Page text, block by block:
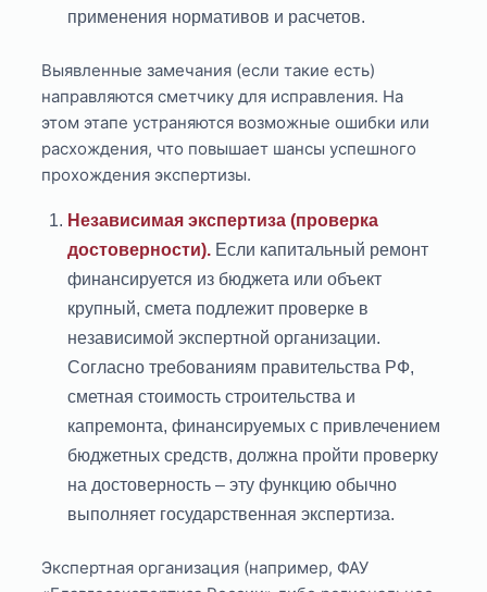
применения нормативов и расчетов.
Выявленные замечания (если такие есть)
направляются сметчику для исправления. На
этом этапе устраняются возможные ошибки или
расхождения, что повышает шансы успешного
прохождения экспертизы.
Независимая экспертиза (проверка
достоверности). Если капитальный ремонт
финансируется из бюджета или объект
крупный, смета подлежит проверке в
независимой экспертной организации.
Согласно требованиям правительства РФ,
сметная стоимость строительства и
капремонта, финансируемых с привлечением
бюджетных средств, должна пройти проверку
на достоверность – эту функцию обычно
выполняет государственная экспертиза.
Экспертная организация (например, ФАУ